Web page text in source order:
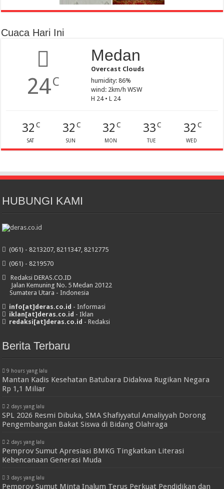
Cuaca Hari Ini
24C
Medan
Overcast Clouds
humidity: 86%
wind: 2km/h WSW
H 24 • L 24
32 C
SAT
32 C
SUN
32 C
MON
33C
TUE
32 C
WED
HUBUNGI KAMI
(061) - 8213207, 8211347, 8212775
(061) - 8219570
Redaksi DERAS.CO.ID
Jalan Kemuning No. 5 Medan 20122
Sumatera Utara - Indonesia
info[at]deras.co.id - Informasi
iklan[at]deras.co.id - Iklan
redaksi[at]deras.co.id - Redaksi
Berita Terbaru
9 hours yang lalu
Mantan Kadis Kesehatan Batubara Didakwa Rugikan Negara
Rp 1,1 Miliar
2 days yang lalu
SPL 2026 Resmi Dibuka, SMA Shafiyyatul Amaliyyah Dorong
Pengembangan Bakat Siswa di Bidang Olahraga
2 days yang lalu
Pemprov Sumut Apresiasi BMKG Tingkatkan Literasi
Kebencanaan Generasi Muda
3 days yang lalu
Pemprov Sumut Minta Inalum Terus Perkuat Pendidikan dan